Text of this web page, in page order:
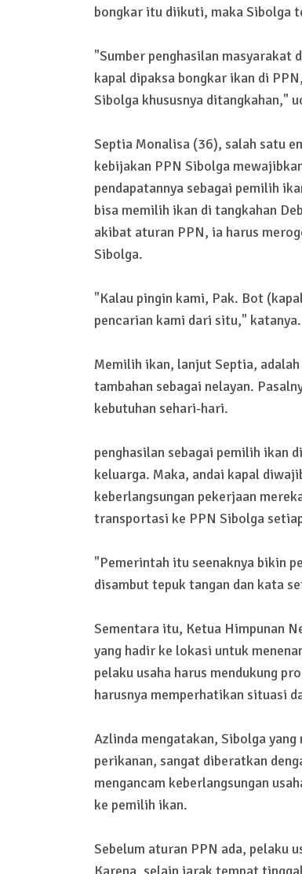
bongkar itu diikuti, maka Sibolga
"Sumber penghasilan
kapal dipaksa bongkar ikan di
Sibolga khususnya ditangkahan,"
Septia Monalisa (36), salah satu
kebijakan PPN Sibolga
pendapatannya sebagai pemilih
bisa memilih ikan di tangkahan
akibat aturan PPN, ia harus
Sibolga.
"Kalau pingin kami, Pak. Bot
pencarian kami dari situ," katanya.
Memilih ikan, lanjut Septia,
tambahan sebagai nelayan.
kebutuhan sehari-hari.
penghasilan sebagai pemilih ikan
keluarga. Maka, andai kapal
keberlangsungan pekerjaan
transportasi ke PPN Sibolga
"Pemerintah itu seenaknya bikin
disambut tepuk tangan dan kata
Sementara itu, Ketua Himpunan
yang hadir ke lokasi untuk
pelaku usaha harus mendukung
harusnya memperhatikan situasi
Azlinda mengatakan, Sibolga
perikanan, sangat diberatkan
mengancam keberlangsungan
ke pemilih ikan.
Sebelum aturan PPN ada, pelaku